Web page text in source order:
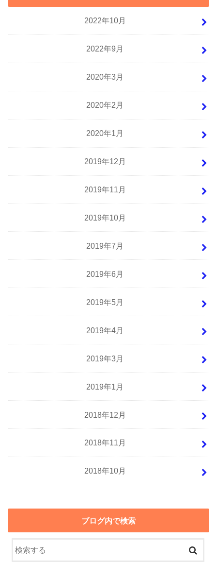
2022年10月
2022年9月
2020年3月
2020年2月
2020年1月
2019年12月
2019年11月
2019年10月
2019年7月
2019年6月
2019年5月
2019年4月
2019年3月
2019年1月
2018年12月
2018年11月
2018年10月
ブログ内で検索